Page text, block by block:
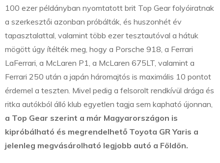
100 ezer példányban nyomtatott brit Top Gear folyóiratnak
a szerkesztői azonban próbálták, és huszonhét év
tapasztalattal, valamint több ezer tesztautóval a hátuk
mögött úgy ítélték meg, hogy a Porsche 918, a Ferrari
LaFerrari, a McLaren P1, a McLaren 675LT, valamint a
Ferrari 250 után a japán háromajtós is maximális 10 pontot
érdemel a teszten. Mivel pedig a felsorolt rendkívül drága és
ritka autókból álló klub egyetlen tagja sem kapható újonnan,
a Top Gear szerint a már Magyarországon is
kipróbálható és megrendelhető Toyota GR Yaris a
jelenleg megvásárolható legjobb autó a Földön.